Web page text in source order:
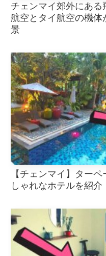
チェンマイ郊外にある
航空とタイ航空の機
景
【チェンマイ】ター
しゃれなホテルを紹介